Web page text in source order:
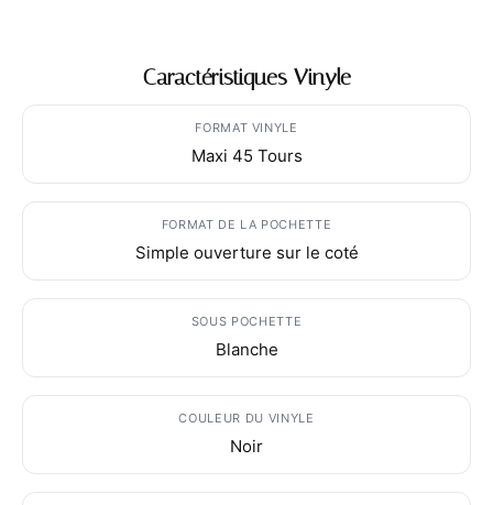
Caractéristiques Vinyle
FORMAT VINYLE
Maxi 45 Tours
FORMAT DE LA POCHETTE
Simple ouverture sur le coté
SOUS POCHETTE
Blanche
COULEUR DU VINYLE
Noir